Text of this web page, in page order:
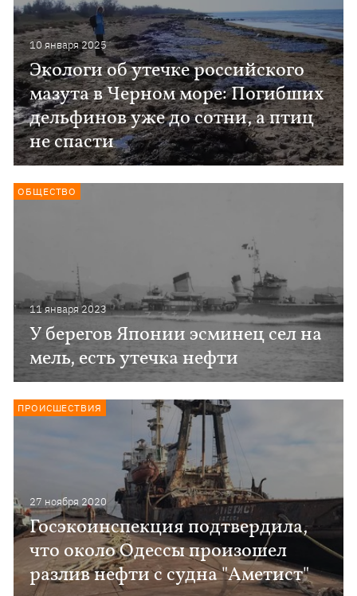
10 января 2025
Экологи об утечке российского
мазута в Черном море: Погибших
дельфинов уже до сотни, а птиц
не спасти
11 января 2023
У берегов Японии эсминец сел на
мель, есть утечка нефти
ОБЩЕСТВО
27 ноября 2020
Госэкоинспекция подтвердила,
что около Одессы произошел
разлив нефти с судна "Аметист"
ПРОИСШЕСТВИЯ